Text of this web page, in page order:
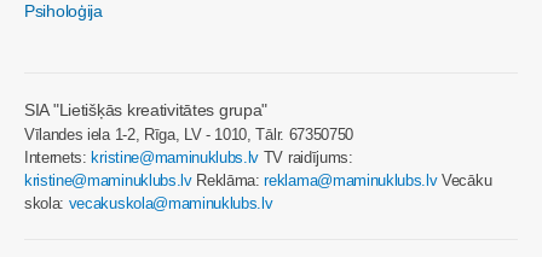
Psiholoģija
SIA "Lietišķās kreativitātes grupa"
Vīlandes iela 1-2, Rīga, LV - 1010, Tālr. 67350750
Internets: kristine@maminuklubs.lv TV raidījums:
kristine@maminuklubs.lvReklāma:reklama@maminuklubs.lvVecāku
skola: vecakuskola@maminuklubs.lv